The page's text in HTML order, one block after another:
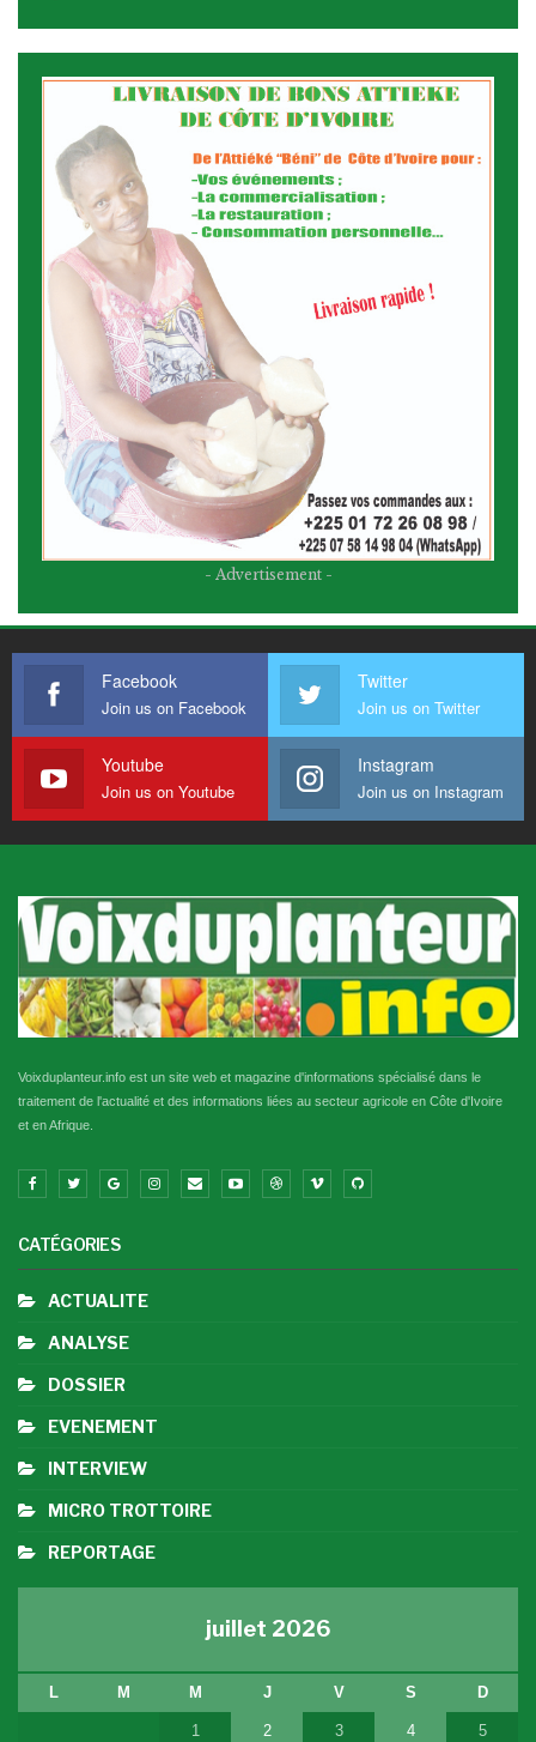
- Advertisement -
Facebook
Join us on Facebook
Twitter
Join us on Twitter
Youtube
Join us on Youtube
Instagram
Join us on Instagram
Voixduplanteur.info est un site web et magazine d'informations spécialisé dans le
traitement de l'actualité et des informations liées au secteur agricole en Côte d'Ivoire
et en Afrique.
CATÉGORIES
ACTUALITE
ANALYSE
DOSSIER
EVENEMENT
INTERVIEW
MICRO TROTTOIRE
REPORTAGE
juillet 2026
L M M J V S D
1 2 3 4 5